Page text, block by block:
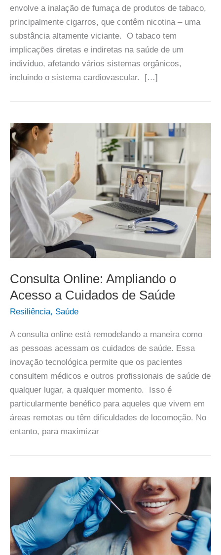
envolve a inalação de fumaça de produtos de tabaco,
principalmente cigarros, que contêm nicotina – uma
substância altamente viciante. O tabaco tem
implicações diretas e indiretas na saúde de um
indivíduo, afetando vários sistemas orgânicos,
incluindo o sistema cardiovascular. […]
Consulta Online: Ampliando o
Acesso a Cuidados de Saúde
Resiliência, Saúde
A consulta online está remodelando a maneira como
as pessoas acessam os cuidados de saúde. Essa
inovação tecnológica permite que os pacientes
consultem médicos e outros profissionais de saúde de
qualquer lugar, a qualquer momento. Isso é
particularmente benéfico para aqueles que vivem em
áreas remotas ou têm dificuldades de locomoção. No
entanto, para maximizar